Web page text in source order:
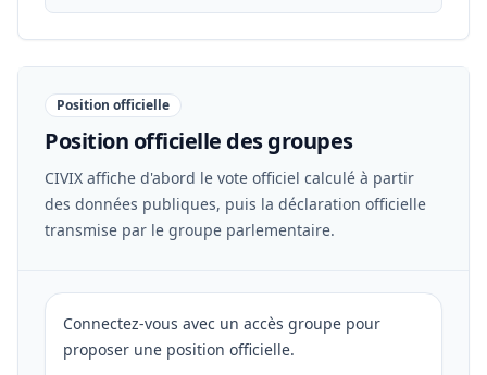
Position officielle
Position officielle des groupes
CIVIX affiche d'abord le vote officiel calculé à partir
des données publiques, puis la déclaration officielle
transmise par le groupe parlementaire.
Connectez-vous avec un accès groupe pour
proposer une position officielle.